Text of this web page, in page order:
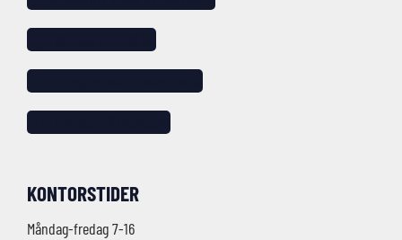
KONTORSTIDER
Måndag-fredag 7-16